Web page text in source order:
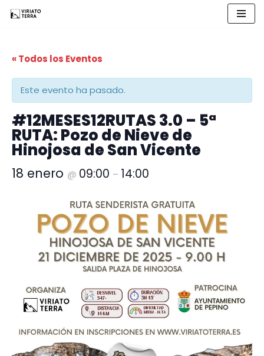
contenido
« Todos los Eventos
Este evento ha pasado.
#12MESES12RUTAS 3.0 – 5ª
RUTA: Pozo de Nieve de
Hinojosa de San Vicente
18 enero @ 09:00 – 14:00